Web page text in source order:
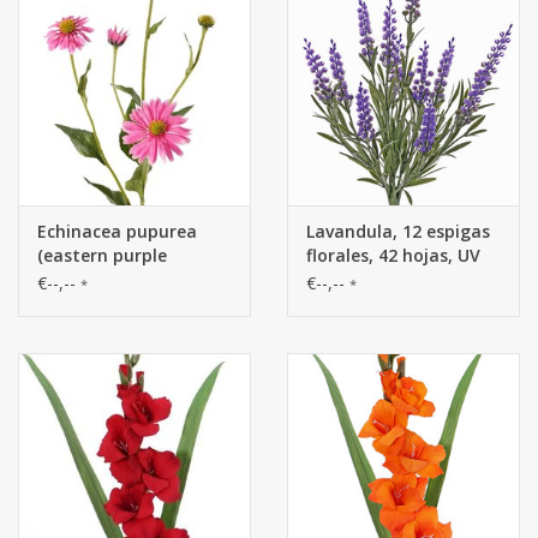
Echinacea pupurea
(eastern purple
coneflower), 4 flores, 1
€--,-- *
Lavandula, 12 espigas
florales, 42 hojas, UV
safe, a. 35cm
€--,-- *